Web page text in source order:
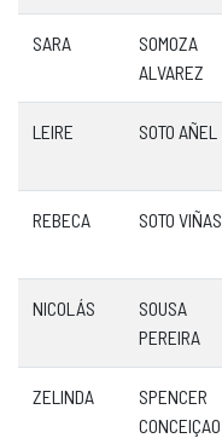
SARA
SOMOZA
ALVAREZ
LEIRE SOTO AÑEL
REBECA SOTO VIÑAS
NICOLÁS
SOUSA
PEREIRA
ZELINDA
SPENCER
CONCEIÇAO